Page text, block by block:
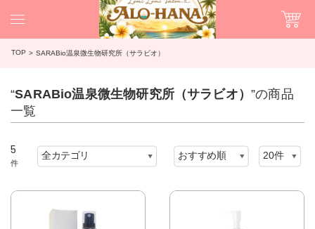
TOP SARABio温泉微生物研究所（サラビオ）
“SARABio温泉微生物研究所（サラビオ） ”の商品
一覧
5
件